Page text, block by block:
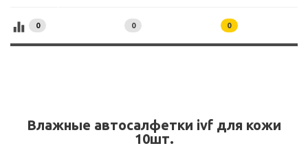
0 0 0
Влажные автосалфетки ivf для кожи
10шт.